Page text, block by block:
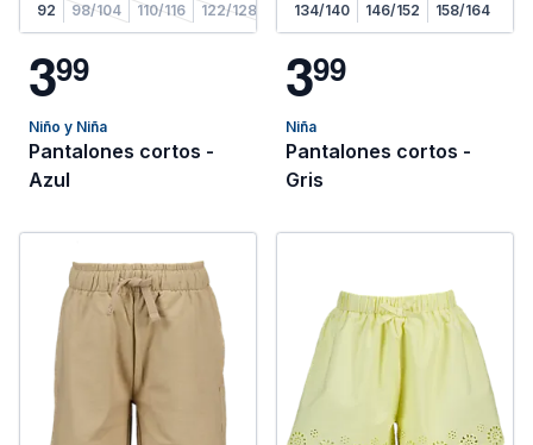
92 98/104 110/116 122/128
399
Niño y Niña
Pantalones cortos -
Azul
134/140 146/152 158/164
399
Niña
Pantalones cortos -
Gris